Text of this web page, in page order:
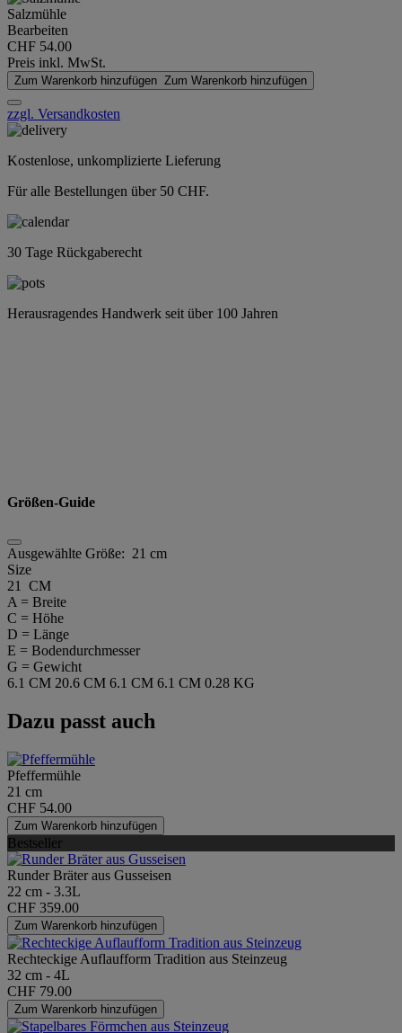
Salzmühle
Bearbeiten
CHF 54.00
Preis inkl. MwSt.
Zum Warenkorb hinzufügen Zum Warenkorb hinzufügen
zzgl. Versandkosten
Kostenlose, unkomplizierte Lieferung
Für alle Bestellungen über 50 CHF.
30 Tage Rückgaberecht
Herausragendes Handwerk seit über 100 Jahren
Größen-Guide
Ausgewählte Größe: 21 cm
Size
21 CM
A = Breite
C = Höhe
D = Länge
E = Bodendurchmesser
G = Gewicht
6.1 CM 20.6 CM 6.1 CM 6.1 CM 0.28 KG
Dazu passt auch
Pfeffermühle
21 cm
CHF 54.00
Zum Warenkorb hinzufügen
Bestseller
Runder Bräter aus Gusseisen
22 cm - 3.3L
CHF 359.00
Zum Warenkorb hinzufügen
Rechteckige Auflaufform Tradition aus Steinzeug
32 cm - 4L
CHF 79.00
Zum Warenkorb hinzufügen